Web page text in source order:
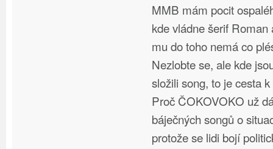
MMB mám pocit
kde vládne šerif
mu do toho nemá co
Nezlobte se, ale kde
složili song, to je cesta
Proč ČOKOVOKO už
báječných songů o
protože se lidi bojí